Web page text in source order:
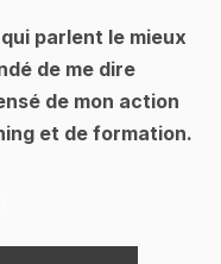
parlent le mieux
de me dire
de mon action
et de formation.